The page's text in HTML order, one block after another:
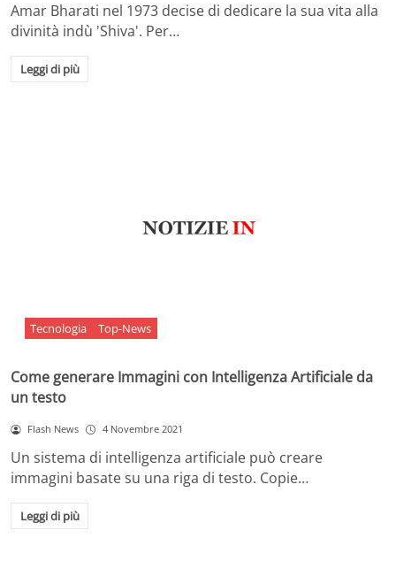
Amar Bharati nel 1973 decise di dedicare la sua vita alla
divinità indù 'Shiva'. Per…
Leggi di più
Tecnologia Top-News
Come generare Immagini con Intelligenza Artificiale da
un testo
Flash News 4 Novembre 2021
Un sistema di intelligenza artificiale può creare
immagini basate su una riga di testo. Copie…
Leggi di più